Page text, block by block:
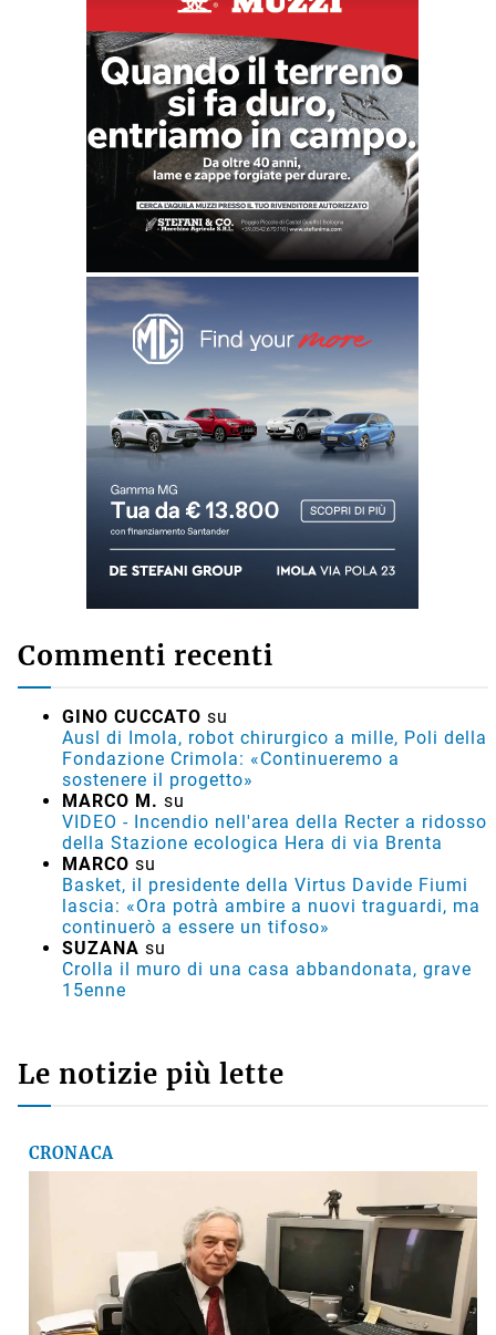
Commenti recenti
GINO CUCCATO su
Ausl di Imola, robot chirurgico a mille, Poli della
Fondazione Crimola: «Continueremo a
sostenere il progetto»
MARCO M. su
VIDEO - Incendio nell'area della Recter a ridosso
della Stazione ecologica Hera di via Brenta
MARCO su
Basket, il presidente della Virtus Davide Fiumi
lascia: «Ora potrà ambire a nuovi traguardi, ma
continuerò a essere un tifoso»
SUZANA su
Crolla il muro di una casa abbandonata, grave
15enne
Le notizie più lette
CRONACA